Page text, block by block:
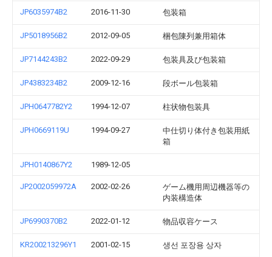
JP6035974B2 2016-11-30 包装箱
JP5018956B2 2012-09-05 梱包陳列兼用箱体
JP7144243B2 2022-09-29 包装具及び包装箱
JP4383234B2 2009-12-16 段ボール包装箱
JPH0647782Y2 1994-12-07 柱状物包装具
JPH0669119U 1994-09-27
中仕切り体付き包装用紙
箱
JPH0140867Y2 1989-12-05
JP2002059972A 2002-02-26
ゲーム機用周辺機器等の
内装構造体
JP6990370B2 2022-01-12 物品収容ケース
KR200213296Y1 2001-02-15 생선 포장용 상자